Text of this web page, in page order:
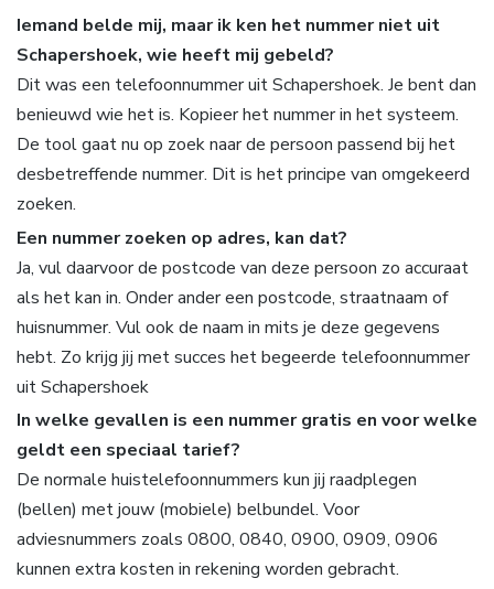
Iemand belde mij, maar ik ken het nummer niet uit
Schapershoek, wie heeft mij gebeld?
Dit was een telefoonnummer uit Schapershoek. Je bent dan
benieuwd wie het is. Kopieer het nummer in het systeem.
De tool gaat nu op zoek naar de persoon passend bij het
desbetreffende nummer. Dit is het principe van omgekeerd
zoeken.
Een nummer zoeken op adres, kan dat?
Ja, vul daarvoor de postcode van deze persoon zo accuraat
als het kan in. Onder ander een postcode, straatnaam of
huisnummer. Vul ook de naam in mits je deze gegevens
hebt. Zo krijg jij met succes het begeerde telefoonnummer
uit Schapershoek
In welke gevallen is een nummer gratis en voor welke
geldt een speciaal tarief?
De normale huistelefoonnummers kun jij raadplegen
(bellen) met jouw (mobiele) belbundel. Voor
adviesnummers zoals 0800, 0840, 0900, 0909, 0906
kunnen extra kosten in rekening worden gebracht.